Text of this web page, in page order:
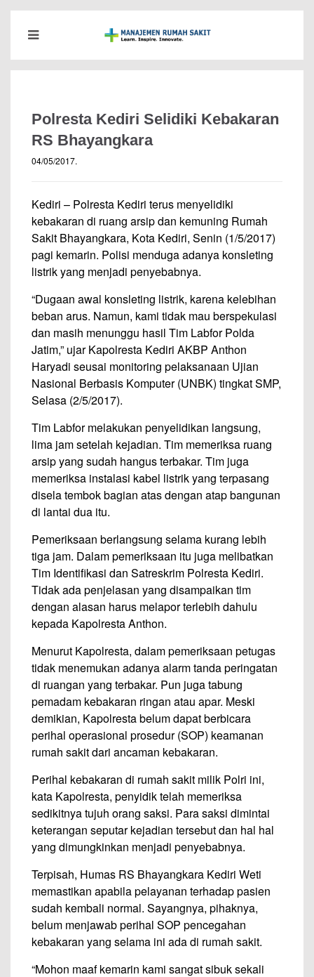
Polresta Kediri Selidiki Kebakaran
RS Bhayangkara
04/05/2017.
Kediri – Polresta Kediri terus menyelidiki
kebakaran di ruang arsip dan kemuning Rumah
Sakit Bhayangkara, Kota Kediri, Senin (1/5/2017)
pagi kemarin. Polisi menduga adanya konsleting
listrik yang menjadi penyebabnya.
“Dugaan awal konsleting listrik, karena kelebihan
beban arus. Namun, kami tidak mau berspekulasi
dan masih menunggu hasil Tim Labfor Polda
Jatim,” ujar Kapolresta Kediri AKBP Anthon
Haryadi seusai monitoring pelaksanaan Ujian
Nasional Berbasis Komputer (UNBK) tingkat SMP,
Selasa (2/5/2017).
Tim Labfor melakukan penyelidikan langsung,
lima jam setelah kejadian. Tim memeriksa ruang
arsip yang sudah hangus terbakar. Tim juga
memeriksa instalasi kabel listrik yang terpasang
disela tembok bagian atas dengan atap bangunan
di lantai dua itu.
Pemeriksaan berlangsung selama kurang lebih
tiga jam. Dalam pemeriksaan itu juga melibatkan
Tim Identifikasi dan Satreskrim Polresta Kediri.
Tidak ada penjelasan yang disampaikan tim
dengan alasan harus melapor terlebih dahulu
kepada Kapolresta Anthon.
Menurut Kapolresta, dalam pemeriksaan petugas
tidak menemukan adanya alarm tanda peringatan
di ruangan yang terbakar. Pun juga tabung
pemadam kebakaran ringan atau apar. Meski
demikian, Kapolresta belum dapat berbicara
perihal operasional prosedur (SOP) keamanan
rumah sakit dari ancaman kebakaran.
Perihal kebakaran di rumah sakit milik Polri ini,
kata Kapolresta, penyidik telah memeriksa
sedikitnya tujuh orang saksi. Para saksi dimintai
keterangan seputar kejadian tersebut dan hal hal
yang dimungkinkan menjadi penyebabnya.
Terpisah, Humas RS Bhayangkara Kediri Weti
memastikan apabila pelayanan terhadap pasien
sudah kembali normal. Sayangnya, pihaknya,
belum menjawab perihal SOP pencegahan
kebakaran yang selama ini ada di rumah sakit.
“Mohon maaf kemarin kami sangat sibuk sekali